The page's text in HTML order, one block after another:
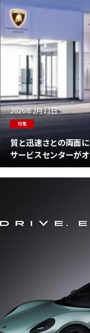
2026年2月11日
特集
質と迅速さとの両面
サービスセンターが